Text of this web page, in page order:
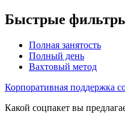
Быстрые
Полная занятость
Полный день
Вахтовый метод
Корпоративная поддержка
Какой соцпакет вы